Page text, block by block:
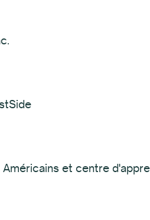
Américains et centre